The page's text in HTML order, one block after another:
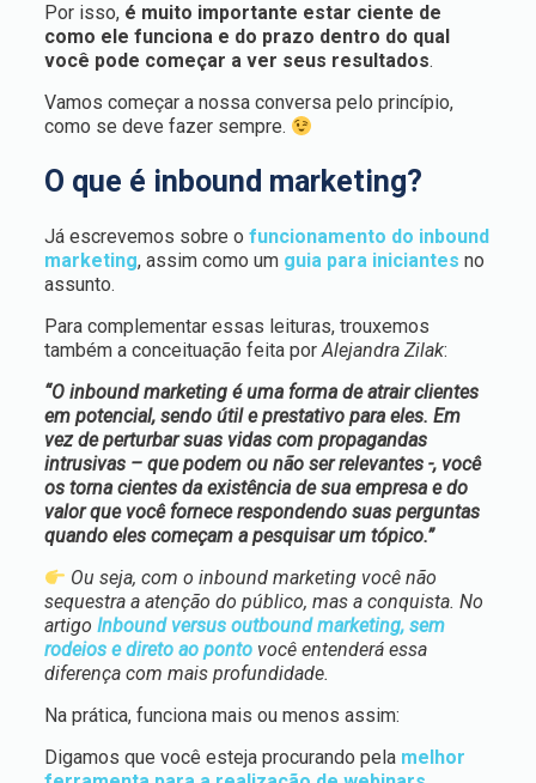
Por isso, é muito importante estar ciente de
como ele funciona e do prazo dentro do qual
você pode começar a ver seus resultados.
Vamos começar a nossa conversa pelo princípio,
como se deve fazer sempre.
O que é inbound marketing?
Já escrevemos sobre o funcionamento do inbound
marketing, assim como um guia para iniciantes no
assunto.
Para complementar essas leituras, trouxemos
também a conceituação feita porAlejandra Zilak:
“O inbound marketing é uma forma de atrair clientes
em potencial, sendo útil e prestativo para eles. Em
vez de perturbar suas vidas com propagandas
intrusivas – que podem ou não ser relevantes -, você
os torna cientes da existência de sua empresa e do
valor que você fornece respondendo suas perguntas
quando eles começam a pesquisar um tópico.”
Ou seja, com o inbound marketing você não
sequestra a atenção do público, mas a conquista. No
artigo Inbound versus outbound marketing, sem
rodeios e direto ao ponto você entenderá essa
diferença com mais profundidade.
Na prática, funciona mais ou menos assim:
Digamos que você esteja procurando pela melhor